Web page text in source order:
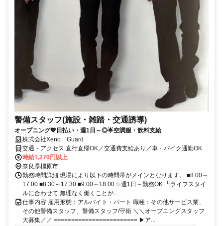
警備スタッフ(施設・雑踏・交通誘導)
オープニング💖日払い・週1日～◎🌟空調服・飲料支給
株式会社Xeno Guard
交通・アクセス 直行直帰OK／交通費支給あり／車・バイク通勤OK
時給1,270円以上
奈良県橿原市
勤務時間詳細 現場により以下の時間帯がメインとなります。 ■8:00～
17:00 ■8:30～17:30 ■9:00～18:00 ✨週1日～勤務OK ┗ライフスタイ
ルに合わせて 無理なく働くことが...
仕事内容 雇用形態：アルバイト・パート 職種：その他サービス業、
その他警備スタッフ、警備スタッフ/守衛 ＼＼オープニングスタッフ
大募集／／ ======================== ▶ア...